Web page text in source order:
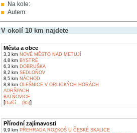
Na kole:
Autem:
V okolí 10 km najdete
Města a obce
3,3 km NOVÉ MĚSTO NAD METUJÍ
4,8 km BYSTRÉ
6,3 km DOBRUŠKA
8,2 km SEDLOŇOV
8,5 km NÁCHOD
8,8 km OLEŠNICE V ORLICKÝCH HORÁCH
ADRŠPACH
BATŇOVICE
[Další... (85)]
Přírodní zajímavosti
9,9 km PŘEHRADA ROZKOŠ U ČESKÉ SKALICE